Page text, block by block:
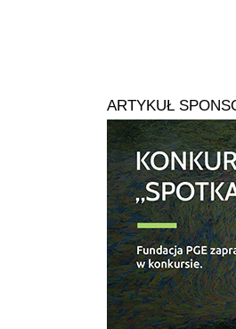
ARTYKUŁ